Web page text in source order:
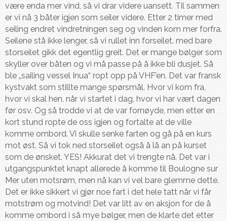
være enda mer vind, så vi drar videre uansett. Til sammen
er vi nå 3 båter igjen som seiler videre. Etter 2 timer med
seiling endret vindretningen seg og vinden kom mer forfra.
Seilene stå ikke lenger, så vi rullet inn forseilet. med bare
storseilet gikk det egentlig greit. Det er mange bølger som
skyller over båten og vi må passe på å ikke bli dusjet. Så
ble „sailing vessel Inua“ ropt opp på VHF’en. Det var fransk
kystvakt som stillte mange spørsmål. Hvor vi kom fra,
hvor vi skal hen, når vi startet i dag, hvor vi har vært dagen
før osv. Og så trodde vi at de var fornøyde, men etter en
kort stund ropte de oss igjen og fortalte at de ville
komme ombord. Vi skulle senke farten og gå på en kurs
mot øst. Så vi tok ned storseilet også å lå an på kurset
som de ønsket. YES! Akkurat det vi trengte nå. Det var i
utgangspunktet knapt allerede å komme til Boulogne sur
Mer uten motsrøm, men nå kan vi vel bare glemme dette.
Det er ikke sikkert vi gjør noe fart i det hele tatt når vi får
motstrøm og motvind! Det var litt av en aksjon for de å
komme ombord i så mye bølger, men de klarte det etter